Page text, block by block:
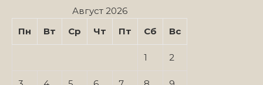
Август 2026
Пн
Вт Ср Чт Пт Сб Вс
1 2